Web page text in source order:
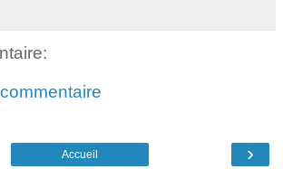
›
Accueil